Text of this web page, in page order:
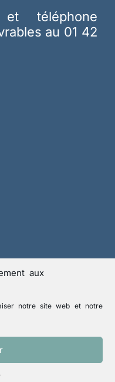
aux
notre site web et notre
et téléphone
au 01 42